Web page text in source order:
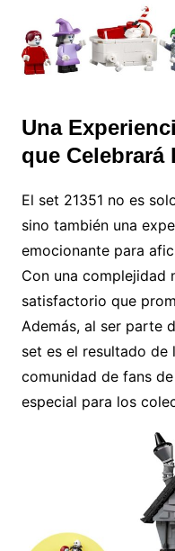
Una
que Celebrará
El set 21351 no es
sino también una
emocionante para
Con una complejidad
satisfactorio que
Además, al ser parte
set es el resultado
comunidad de fans
especial para los